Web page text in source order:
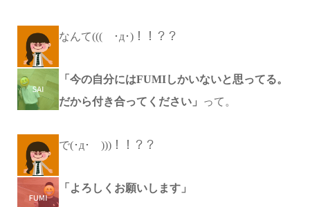
なんて((( ･д･)！！？？
「今の自分にはFUMIしかいないと思ってる。
だから付き合ってください」
って。
で(･д･ )))！！？？
「よろしくお願いします」